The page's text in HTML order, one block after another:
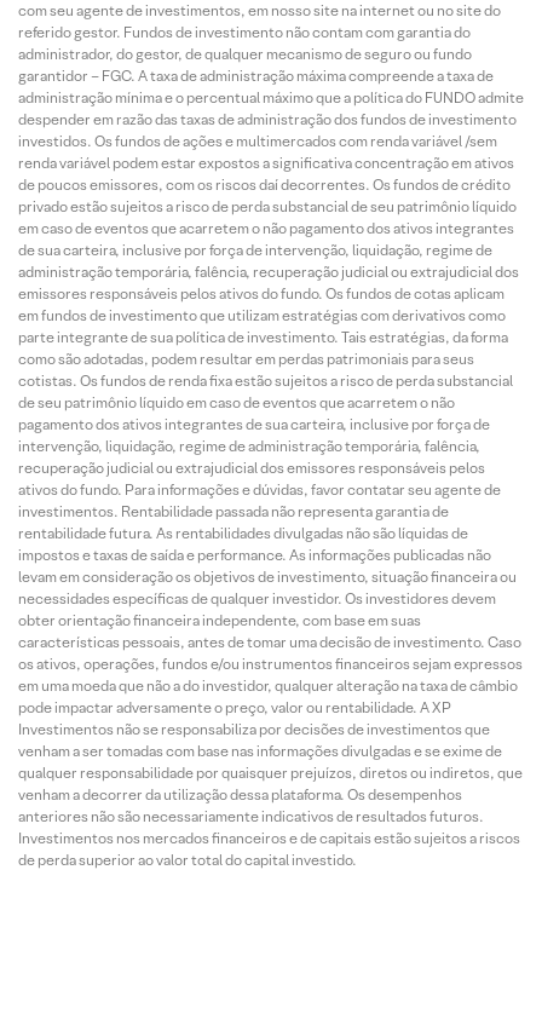
com seu agente de investimentos, em nosso site na internet ou no site do
referido gestor. Fundos de investimento não contam com garantia do
administrador, do gestor, de qualquer mecanismo de seguro ou fundo
garantidor – FGC. A taxa de administração máxima compreende a taxa de
administração mínima e o percentual máximo que a política do FUNDO admite
despender em razão das taxas de administração dos fundos de investimento
investidos. Os fundos de ações e multimercados com renda variável /sem
renda variável podem estar expostos a significativa concentração em ativos
de poucos emissores, com os riscos daí decorrentes. Os fundos de crédito
privado estão sujeitos a risco de perda substancial de seu patrimônio líquido
em caso de eventos que acarretem o não pagamento dos ativos integrantes
de sua carteira, inclusive por força de intervenção, liquidação, regime de
administração temporária, falência, recuperação judicial ou extrajudicial dos
emissores responsáveis pelos ativos do fundo. Os fundos de cotas aplicam
em fundos de investimento que utilizam estratégias com derivativos como
parte integrante de sua política de investimento. Tais estratégias, da forma
como são adotadas, podem resultar em perdas patrimoniais para seus
cotistas. Os fundos de renda fixa estão sujeitos a risco de perda substancial
de seu patrimônio líquido em caso de eventos que acarretem o não
pagamento dos ativos integrantes de sua carteira, inclusive por força de
intervenção, liquidação, regime de administração temporária, falência,
recuperação judicial ou extrajudicial dos emissores responsáveis pelos
ativos do fundo. Para informações e dúvidas, favor contatar seu agente de
investimentos. Rentabilidade passada não representa garantia de
rentabilidade futura. As rentabilidades divulgadas não são líquidas de
impostos e taxas de saída e performance. As informações publicadas não
levam em consideração os objetivos de investimento, situação financeira ou
necessidades específicas de qualquer investidor. Os investidores devem
obter orientação financeira independente, com base em suas
características pessoais, antes de tomar uma decisão de investimento. Caso
os ativos, operações, fundos e/ou instrumentos financeiros sejam expressos
em uma moeda que não a do investidor, qualquer alteração na taxa de câmbio
pode impactar adversamente o preço, valor ou rentabilidade. A XP
Investimentos não se responsabiliza por decisões de investimentos que
venham a ser tomadas com base nas informações divulgadas e se exime de
qualquer responsabilidade por quaisquer prejuízos, diretos ou indiretos, que
venham a decorrer da utilização dessa plataforma. Os desempenhos
anteriores não são necessariamente indicativos de resultados futuros.
Investimentos nos mercados financeiros e de capitais estão sujeitos a riscos
de perda superior ao valor total do capital investido.